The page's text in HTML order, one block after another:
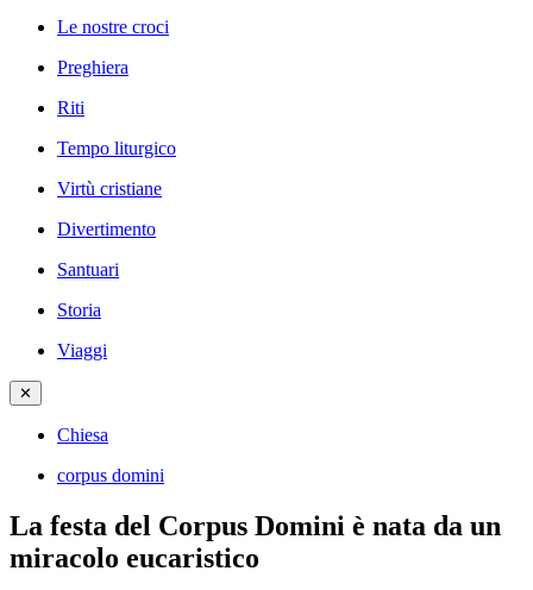
Le nostre croci
Preghiera
Riti
Tempo liturgico
Virtù cristiane
Divertimento
Santuari
Storia
Viaggi
✕
Chiesa
corpus domini
La festa del Corpus Domini è nata da un
miracolo eucaristico